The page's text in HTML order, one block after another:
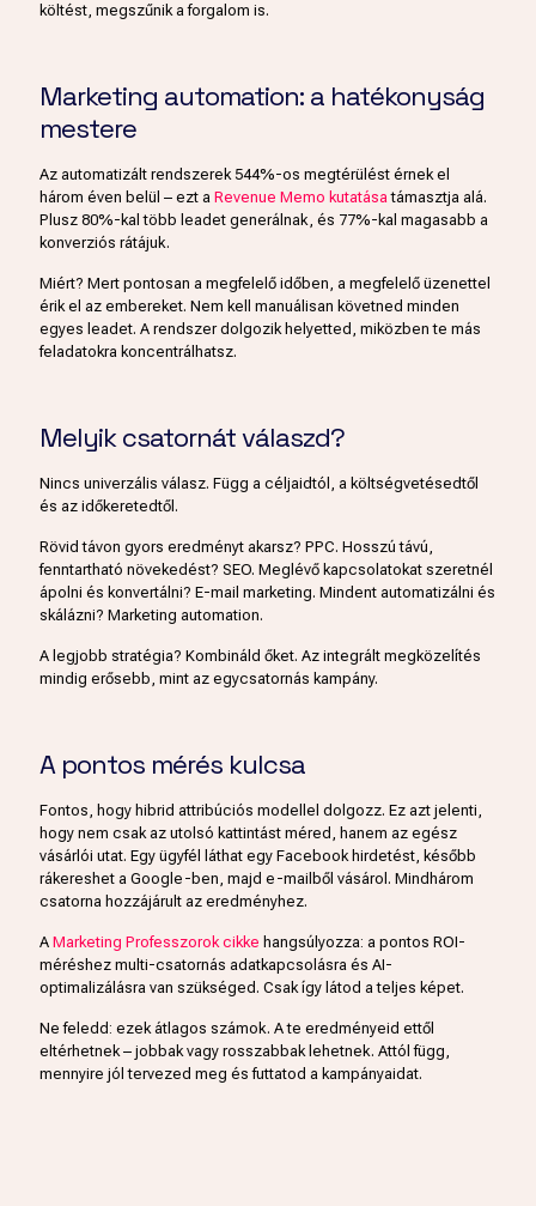
költést, megszűnik a forgalom is.
Marketing automation: a hatékonyság
mestere
Az automatizált rendszerek 544%-os megtérülést érnek el
három éven belül – ezt a Revenue Memo kutatásatámasztja alá.
Plusz 80%-kal több leadet generálnak, és 77%-kal magasabb a
konverziós rátájuk.
Miért? Mert pontosan a megfelelő időben, a megfelelő üzenettel
érik el az embereket. Nem kell manuálisan követned minden
egyes leadet. A rendszer dolgozik helyetted, miközben te más
feladatokra koncentrálhatsz.
Melyik csatornát válaszd?
Nincs univerzális válasz. Függ a céljaidtól, a költségvetésedtől
és az időkeretedtől.
Rövid távon gyors eredményt akarsz? PPC. Hosszú távú,
fenntartható növekedést? SEO. Meglévő kapcsolatokat szeretnél
ápolni és konvertálni? E-mail marketing. Mindent automatizálni és
skálázni? Marketing automation.
A legjobb stratégia? Kombináld őket. Az integrált megközelítés
mindig erősebb, mint az egycsatornás kampány.
A pontos mérés kulcsa
Fontos, hogy hibrid attribúciós modellel dolgozz. Ez azt jelenti,
hogy nem csak az utolsó kattintást méred, hanem az egész
vásárlói utat. Egy ügyfél láthat egy Facebook hirdetést, később
rákereshet a Google-ben, majd e-mailből vásárol. Mindhárom
csatorna hozzájárult az eredményhez.
A Marketing Professzorok cikke hangsúlyozza: a pontos ROI-
méréshez multi-csatornás adatkapcsolásra és AI-
optimalizálásra van szükséged. Csak így látod a teljes képet.
Ne feledd: ezek átlagos számok. A te eredményeid ettől
eltérhetnek – jobbak vagy rosszabbak lehetnek. Attól függ,
mennyire jól tervezed meg és futtatod a kampányaidat.